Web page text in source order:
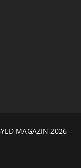
MAGAZIN 2026